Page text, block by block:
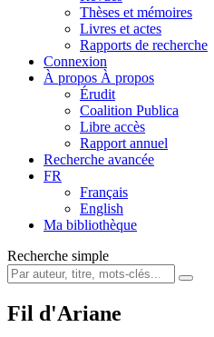
Thèses et mémoires
Livres et actes
Rapports de recherche
Connexion
À propos À propos
Érudit
Coalition Publica
Libre accès
Rapport annuel
Recherche avancée
FR
Français
English
Ma bibliothèque
Recherche simple
Fil d'Ariane